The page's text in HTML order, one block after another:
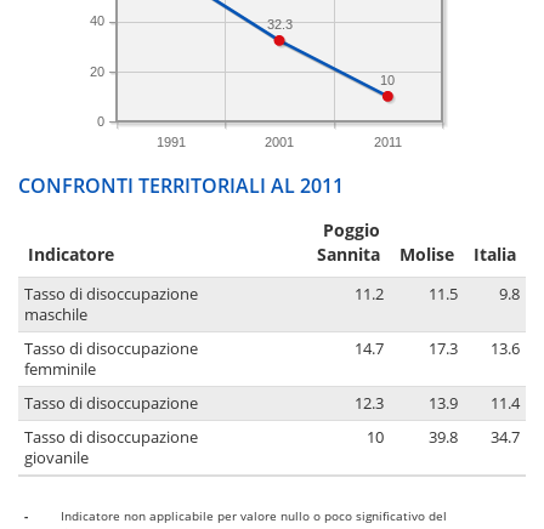
1991 2001 2011
0
20
40
10
32.3
CONFRONTI TERRITORIALI AL 2011
Indicatore
Poggio
Sannita
Molise Italia
Tasso di disoccupazione
maschile
11.2 11.5 9.8
Tasso di disoccupazione
femminile
14.7 17.3 13.6
Tasso di disoccupazione 12.3 13.9
11.4
Tasso di disoccupazione
giovanile
10 39.8 34.7
-
Indicatore non applicabile per valore nullo o poco significativo del